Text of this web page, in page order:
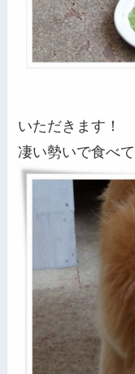
いただきます！
凄い勢いで食べ